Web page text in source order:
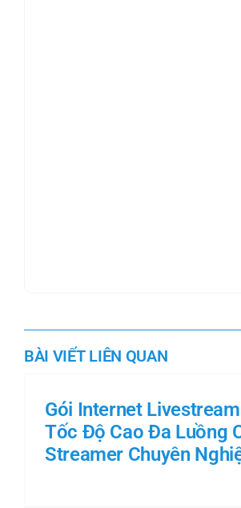
BÀI VIẾT LIÊN QUAN
Gói Internet
Tốc Độ Cao Đa Luồng
Streamer Chuyên